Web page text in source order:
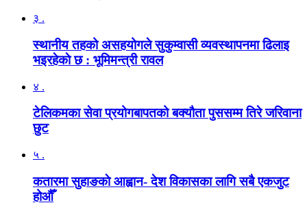
३ .
स्थानीय तहको असहयोगले सुकुम्वासी व्यवस्थापनमा ढिलाइ
भइरहेकाे छ : भूमिमन्त्री रावल
४ .
टेलिकमका सेवा प्रयोगबापतको बक्यौता पुससम्म तिरे जरिवाना
छुट
५ .
कतारमा सुहाङकाे आह्वान- देश विकासका लागि सबै एकजुट
होऔँ